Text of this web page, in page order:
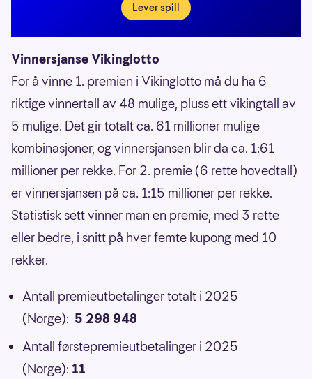
Lever spill
Vinnersjanse Vikinglotto
For å vinne 1. premien i Vikinglotto må du ha 6
riktige vinnertall av 48 mulige, pluss ett vikingtall av
5 mulige. Det gir totalt ca. 61 millioner mulige
kombinasjoner, og vinnersjansen blir da ca. 1:61
millioner per rekke. For 2. premie (6 rette hovedtall)
er vinnersjansen på ca. 1:15 millioner per rekke.
Statistisk sett vinner man en premie, med 3 rette
eller bedre, i snitt på hver femte kupong med 10
rekker.
Antall premieutbetalinger totalt i 2025
(Norge): 5 298 948
Antall førstepremieutbetalinger i 2025
(Norge): 11